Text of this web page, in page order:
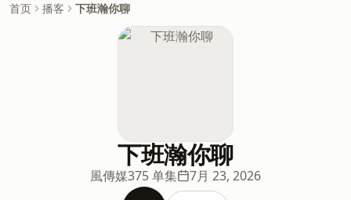
首页 播客 下班瀚你聊
下班瀚你聊
風傳媒375 单集 7月 23, 2026